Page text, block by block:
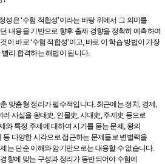
은 ‘수험 적합성’이라는 바탕 위에서 그 의미를
내용을 기반으로 향후 출제 경향을 정확히 예측하여
이 바로 ‘수험 적합성’이고, 바로 이 학습 방법이 가장
리 합격하는 해법이 됩니다.
맞춤형 정리가 필수적입니다. 최근에는 정치, 경제,
사실을 왕대史, 인물史, 시대史, 주제史 등으로
와 특정 주제에 대하여 시기를 묻는 문제, 왕의
등 다양한 시각으로 접근하는 문제들로 변별력을
는 단순 이해와 암기만으로는 대응할 수 없습니다.
향에 맞는 구성과 정리가 동반되어야 수험에